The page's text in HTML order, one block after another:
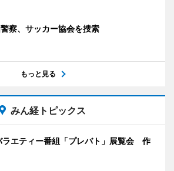
察、サッカー協会を捜索
もっと見る
みん経トピックス
ラエティー番組「プレバト」展覧会 作